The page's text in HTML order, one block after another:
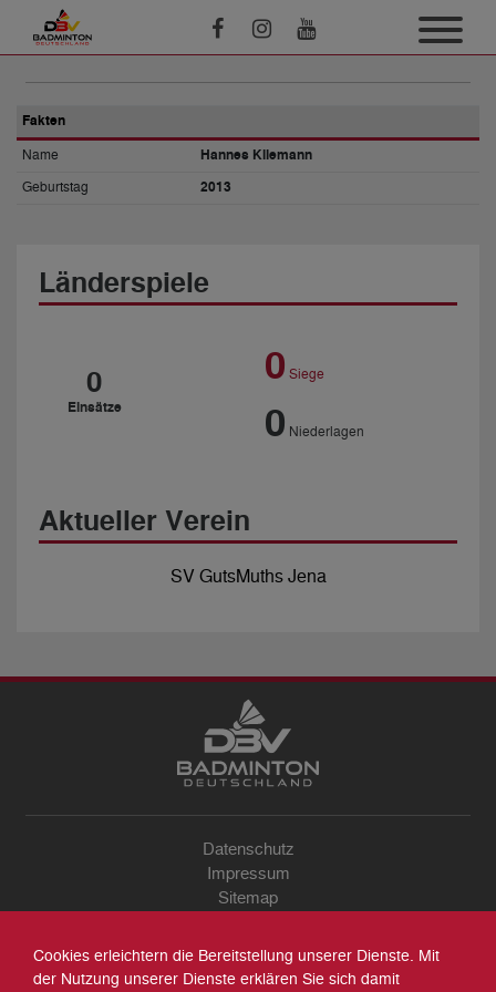
Fakten
Name
Hannes Kliemann
Geburtstag
2013
Länderspiele
0
Einsätze
0 Siege
0 Niederlagen
Aktueller Verein
SV GutsMuths Jena
Datenschutz
Impressum
Sitemap
Archiv
Suche
Cookies erleichtern die Bereitstellung unserer Dienste. Mit
der Nutzung unserer Dienste erklären Sie sich damit